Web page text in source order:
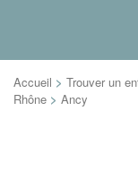
Accueil > Trouver un
Rhône > Ancy